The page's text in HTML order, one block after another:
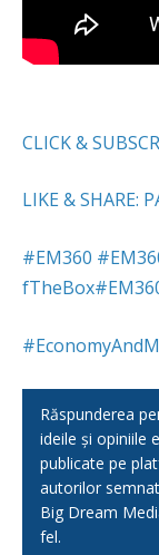
CLICK &
LIKE & SHARE:
#EM360 #
fTheBox#
#
Răspunderea
ideile și opiniile
publicate pe
autorilor
Big Dream
fel.